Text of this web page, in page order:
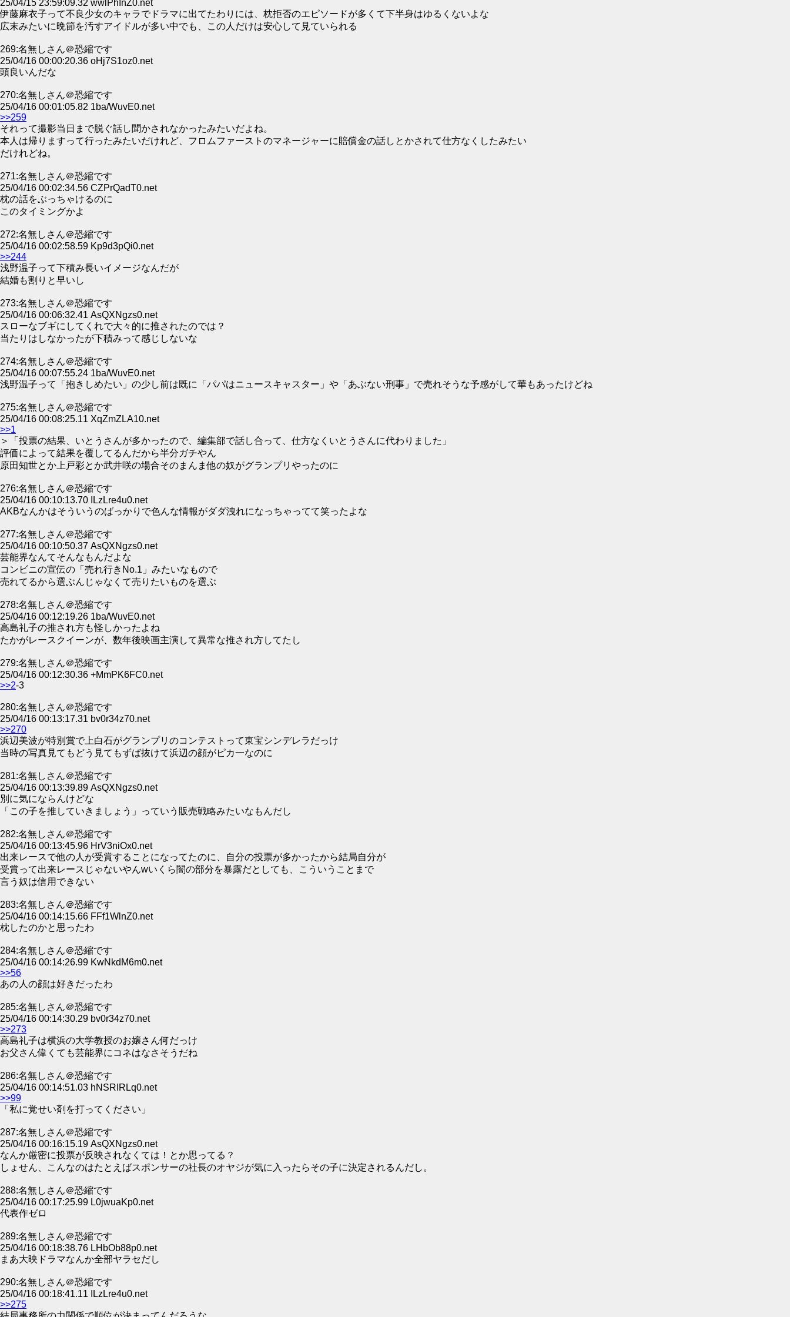
25/04/15 23:59:09.32 wwlPhInZ0.net
伊藤麻衣子って不良少女のキャラでドラマに出てたわりには、枕拒否のエピソードが多くて下半身はゆるくないよな
広末みたいに晩節を汚すアイドルが多い中でも、この人だけは安心して見ていられる
269:名無しさん＠恐縮です
25/04/16 00:00:20.36 oHj7S1oz0.net
頭良いんだな
270:名無しさん＠恐縮です
25/04/16 00:01:05.82 1ba/WuvE0.net
>>259
それって撮影当日まで脱ぐ話し聞かされなかったみたいだよね。
本人は帰りますって行ったみたいだけれど、フロムファーストのマネージャーに賠償金の話しとかされて仕方なくしたみたい
だけれどね。
271:名無しさん＠恐縮です
25/04/16 00:02:34.56 CZPrQadT0.net
枕の話をぶっちゃけるのに
このタイミングかよ
272:名無しさん＠恐縮です
25/04/16 00:02:58.59 Kp9d3pQi0.net
>>244
浅野温子って下積み長いイメージなんだが
結婚も割りと早いし
273:名無しさん＠恐縮です
25/04/16 00:06:32.41 AsQXNgzs0.net
スローなブギにしてくれで大々的に推されたのでは？
当たりはしなかったが下積みって感じしないな
274:名無しさん＠恐縮です
25/04/16 00:07:55.24 1ba/WuvE0.net
浅野温子って「抱きしめたい」の少し前は既に「パパはニュースキャスター」や「あぶない刑事」で売れそうな予感がして華もあったけどね
275:名無しさん＠恐縮です
25/04/16 00:08:25.11 XqZmZLA10.net
>>1
＞「投票の結果、いとうさんが多かったので、編集部で話し合って、仕方なくいとうさんに代わりました」
評価によって結果を覆してるんだから半分ガチやん
原田知世とか上戸彩とか武井咲の場合そのまんま他の奴がグランプリやったのに
276:名無しさん＠恐縮です
25/04/16 00:10:13.70 ILzLre4u0.net
AKBなんかはそういうのばっかりで色んな情報がダダ洩れになっちゃってて笑ったよな
277:名無しさん＠恐縮です
25/04/16 00:10:50.37 AsQXNgzs0.net
芸能界なんてそんなもんだよな
コンビニの宣伝の「売れ行きNo.1」みたいなもので
売れてるから選ぶんじゃなくて売りたいものを選ぶ
278:名無しさん＠恐縮です
25/04/16 00:12:19.26 1ba/WuvE0.net
高島礼子の推され方も怪しかったよね
たかがレースクイーンが、数年後映画主演して異常な推され方してたし
279:名無しさん＠恐縮です
25/04/16 00:12:30.36 +MmPK6FC0.net
>>2-3
280:名無しさん＠恐縮です
25/04/16 00:13:17.31 bv0r34z70.net
>>270
浜辺美波が特別賞で上白石がグランプリのコンテストって東宝シンデレラだっけ
当時の写真見てもどう見てもずば抜けて浜辺の顔がピカ一なのに
281:名無しさん＠恐縮です
25/04/16 00:13:39.89 AsQXNgzs0.net
別に気にならんけどな
「この子を推していきましょう」っていう販売戦略みたいなもんだし
282:名無しさん＠恐縮です
25/04/16 00:13:45.96 HrV3niOx0.net
出来レースで他の人が受賞することになってたのに、自分の投票が多かったから結局自分が
受賞って出来レースじゃないやんwいくら闇の部分を暴露だとしても、こういうことまで
言う奴は信用できない
283:名無しさん＠恐縮です
25/04/16 00:14:15.66 FFf1WlnZ0.net
枕したのかと思ったわ
284:名無しさん＠恐縮です
25/04/16 00:14:26.99 KwNkdM6m0.net
>>56
あの人の顔は好きだったわ
285:名無しさん＠恐縮です
25/04/16 00:14:30.29 bv0r34z70.net
>>273
高島礼子は横浜の大学教授のお嬢さん何だっけ
お父さん偉くても芸能界にコネはなさそうだね
286:名無しさん＠恐縮です
25/04/16 00:14:51.03 hNSRIRLq0.net
>>99
「私に覚せい剤を打ってください」
287:名無しさん＠恐縮です
25/04/16 00:16:15.19 AsQXNgzs0.net
なんか厳密に投票が反映されなくては！とか思ってる？
しょせん、こんなのはたとえばスポンサーの社長のオヤジが気に入ったらその子に決定されるんだし。
288:名無しさん＠恐縮です
25/04/16 00:17:25.99 L0jwuaKp0.net
代表作ゼロ
289:名無しさん＠恐縮です
25/04/16 00:18:38.76 LHbOb88p0.net
まあ大映ドラマなんか全部ヤラセだし
290:名無しさん＠恐縮です
25/04/16 00:18:41.11 ILzLre4u0.net
>>275